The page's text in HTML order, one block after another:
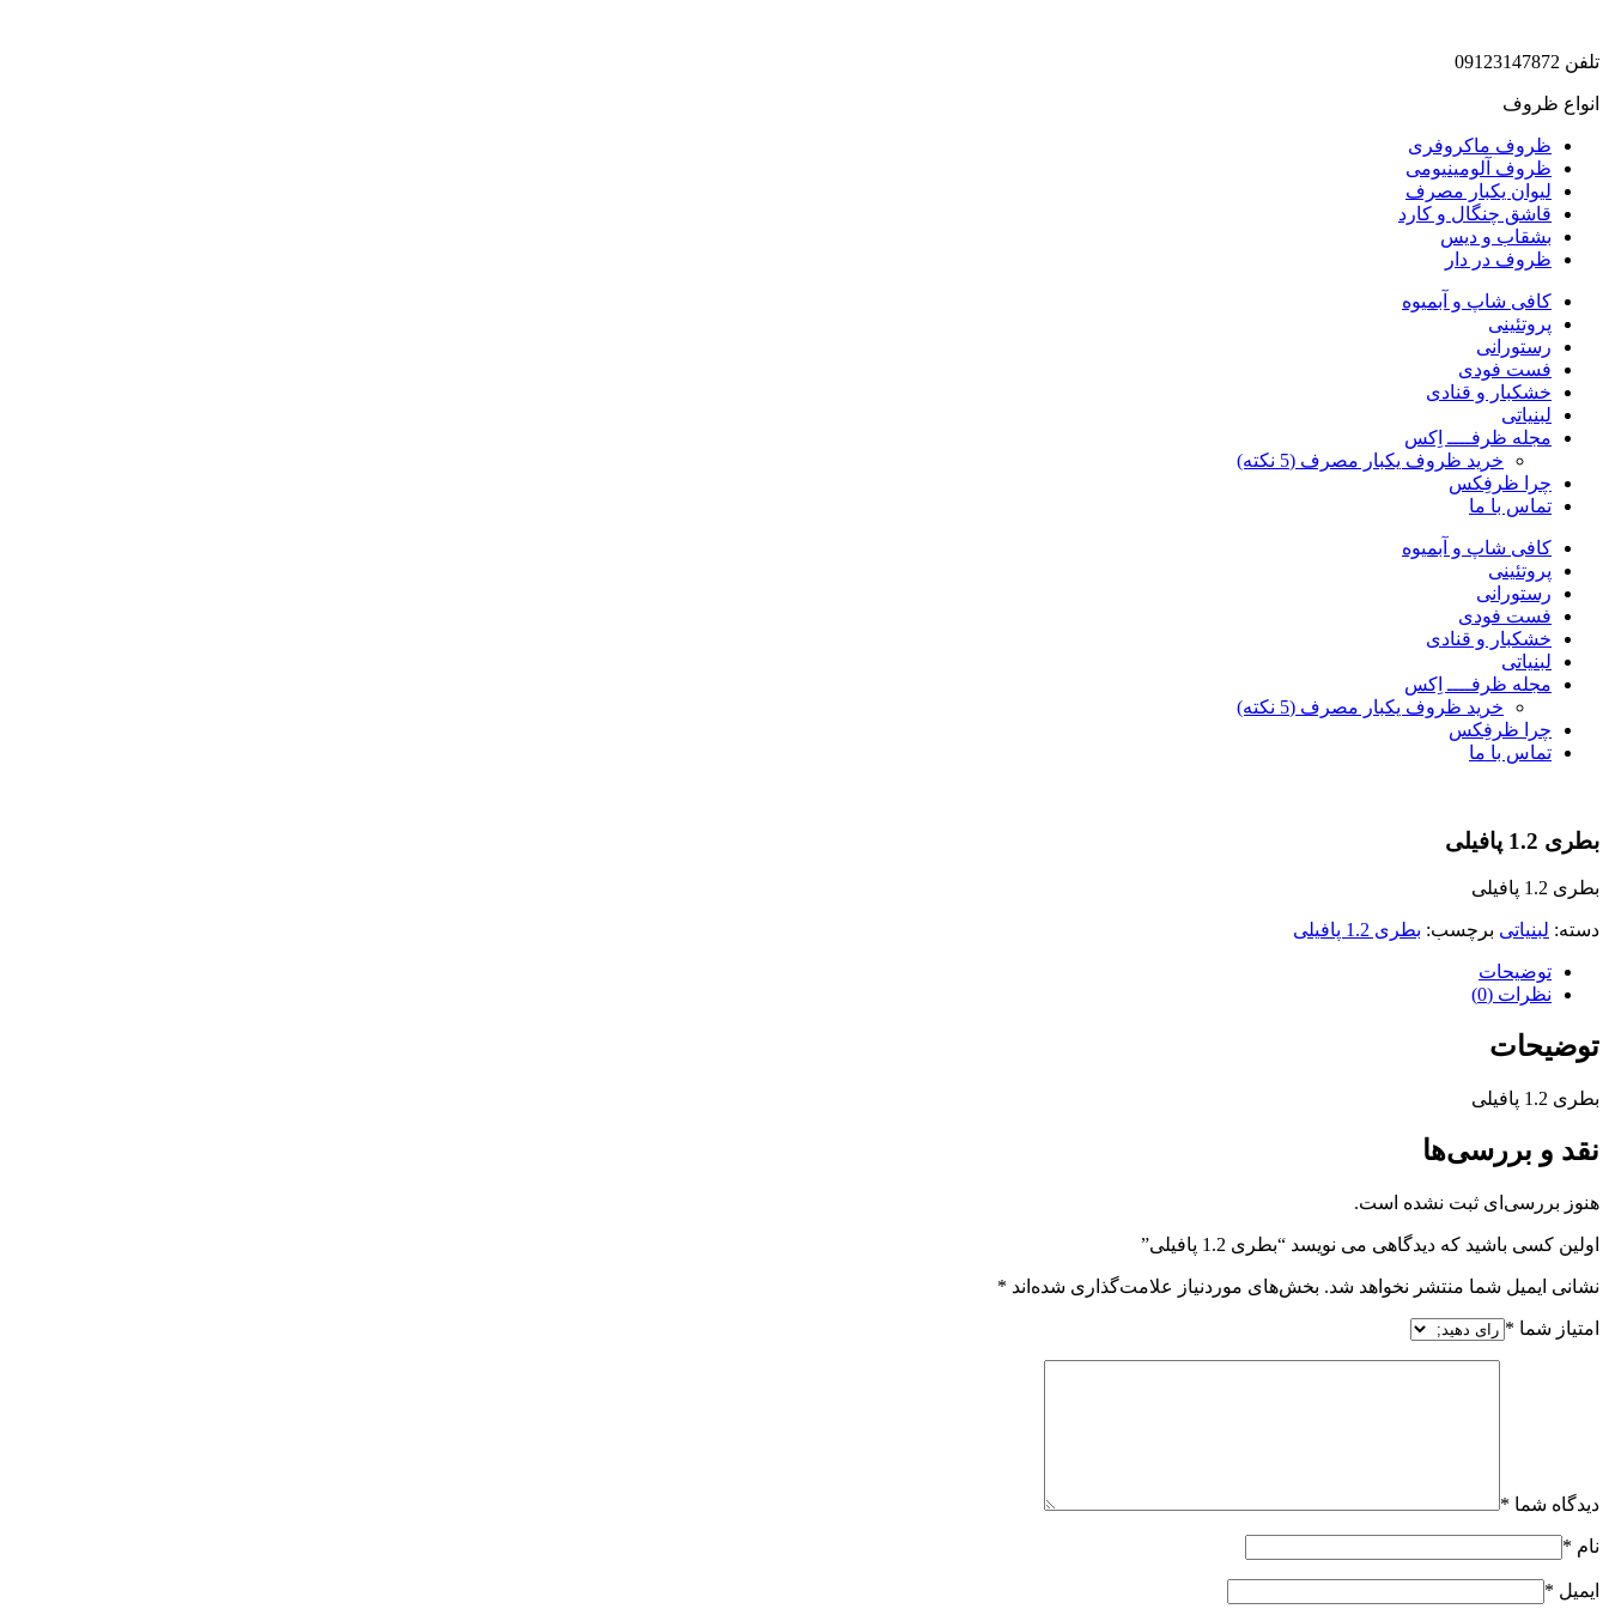
تلفن 09123147872
انواع ظروف
ظروف ماکروفری
ظروف آلومینیومی
لیوان یکبار مصرف
قاشق چنگال و کارد
بشقاب و دیس
ظروف در دار
کافی شاپ و آبمیوه
پروتئینی
رستورانی
فست فودی
خشکبار و قنادی
لبنیاتی
مجله ظرفــــ اِکس
خرید ظروف یکبار مصرف (5 نکته)
چرا ظرفِکس
تماس با ما
کافی شاپ و آبمیوه
پروتئینی
رستورانی
فست فودی
خشکبار و قنادی
لبنیاتی
مجله ظرفــــ اِکس
خرید ظروف یکبار مصرف (5 نکته)
چرا ظرفِکس
تماس با ما
بطری 1.2 پافیلی
بطری 1.2 پافیلی
دسته: لبنیاتی برچسب: بطری 1.2 پافیلی
توضیحات
نظرات (0)
توضیحات
بطری 1.2 پافیلی
نقد و بررسی‌ها
هنوز بررسی‌ای ثبت نشده است.
اولین کسی باشید که دیدگاهی می نویسد “بطری 1.2 پافیلی”
نشانی ایمیل شما منتشر نخواهد شد. بخش‌های موردنیاز علامت‌گذاری شده‌اند *
امتیاز شما *
دیدگاه شما *
نام *
ایمیل *